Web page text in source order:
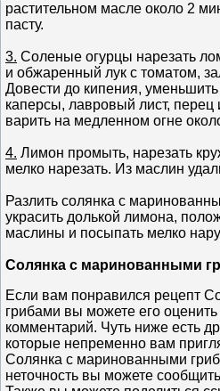
растительном масле около 2
пасту.
3. Соленые огурцы нарезать
и обжаренный лук с томатом,
Довести до кипения, уменьшить
каперсы, лавровый лист,
варить на медленном огне
4. Лимон промыть, нарезать
мелко нарезать. Из маслин
Разлить солянка с
украсить долькой лимона,
маслины и посыпать мелко
Солянка с маринованными
Если вам понравился рецепт
грибами вы можете его оценить
комментарий. Чуть ниже есть
которые непременно вам
Солянка с маринованными
неточность вы можете